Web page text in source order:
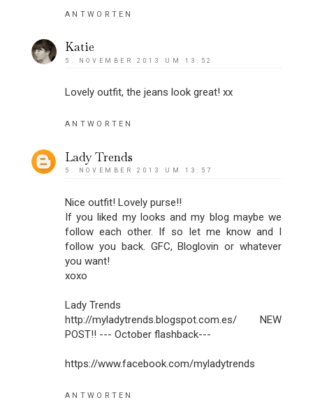
ANTWORTEN
Katie
5. NOVEMBER 2013 UM 13:52
Lovely outfit, the jeans look great! xx
ANTWORTEN
Lady Trends
5. NOVEMBER 2013 UM 13:57
Nice outfit! Lovely purse!!
If you liked my looks and my blog maybe we
follow each other. If so let me know and I
follow you back. GFC, Bloglovin or whatever
you want!
xoxo
Lady Trends
http://myladytrends.blogspot.com.es/ NEW
POST!! --- October flashback---
https://www.facebook.com/myladytrends
ANTWORTEN